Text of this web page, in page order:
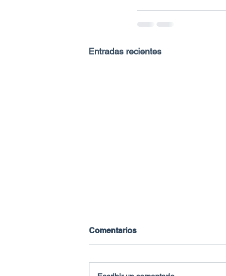
Entradas recientes
Comentarios